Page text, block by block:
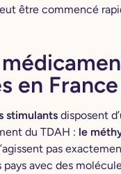
être commencé
en France
stimulantsdisposent
du TDAH : le
pas
avec des